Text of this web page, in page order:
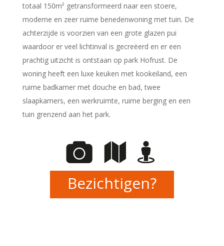
totaal 150m² getransformeerd naar een stoere,
moderne en zeer ruime benedenwoning met tuin. De
achterzijde is voorzien van een grote glazen pui
waardoor er veel lichtinval is gecreëerd en er een
prachtig uitzicht is ontstaan op park Hofrust. De
woning heeft een luxe keuken met kookeiland, een
ruime badkamer met douche en bad, twee
slaapkamers, een werkruimte, ruime berging en een
tuin grenzend aan het park.
Bezichtigen?